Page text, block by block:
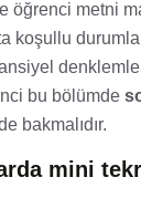
öğrenci metni
koşullu
bu bölümde
bakmalıdır.
mini